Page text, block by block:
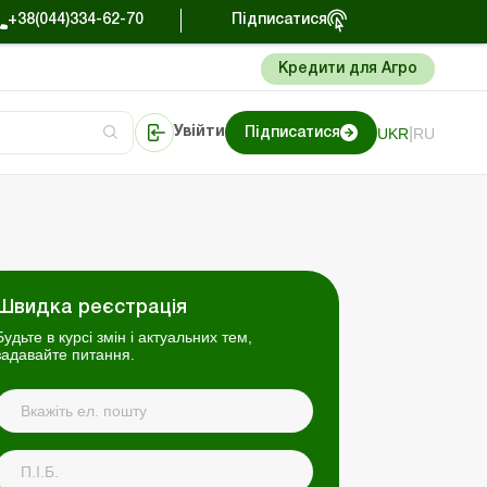
+38(044)334-62-70 Підписатися
Кредити для Агро
Увійти Підписатися UKR RU
реєстрація
в курсі змін і актуальних тем,
питання.